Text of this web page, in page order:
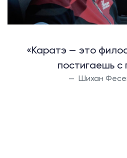
«Каратэ — это
постигаешь с
Шихан